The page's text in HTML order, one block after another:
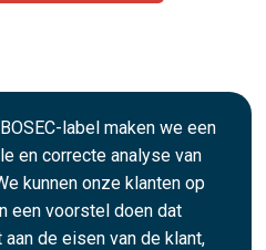
label maken we een
en correcte analyse van
kunnen onze klanten op
een voorstel doen dat
de eisen van de klant,